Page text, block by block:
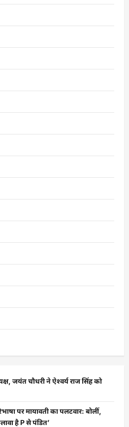
जयंत चौधरी ने ऐश्वर्य राज सिंह को
पर मायावती का पलटवार: बोलीं,
है P से पंडित’